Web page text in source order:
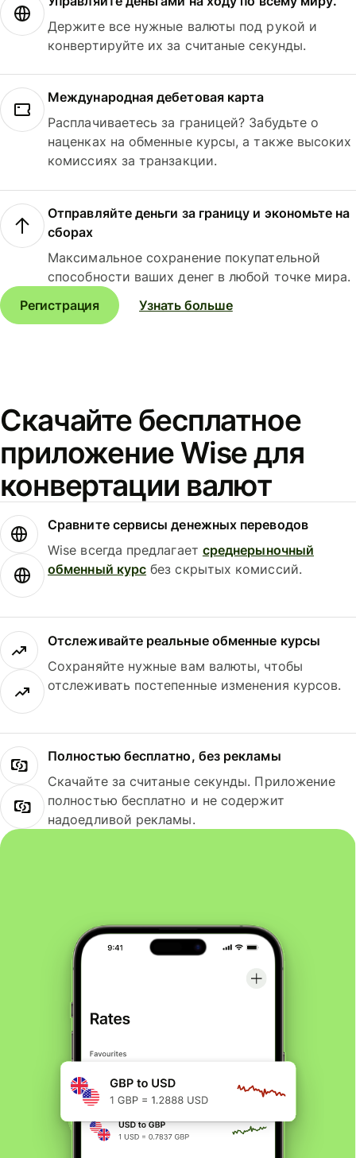
Держите все нужные валюты под рукой и
конвертируйте их за считаные секунды.
Международная дебетовая карта
Расплачиваетесь за границей? Забудьте о
наценках на обменные курсы, а также высоких
комиссиях за транзакции.
Отправляйте деньги за границу и экономьте на
сборах
Максимальное сохранение покупательной
способности ваших денег в любой точке мира.
Регистрация
Узнать больше
Скачайте бесплатное
приложение Wise для
конвертации валют
Сравните сервисы денежных переводов
Wise всегда предлагает среднерыночный
обменный курс без скрытых комиссий.
Отслеживайте реальные обменные курсы
Сохраняйте нужные вам валюты, чтобы
отслеживать постепенные изменения курсов.
Полностью бесплатно, без рекламы
Скачайте за считаные секунды. Приложение
полностью бесплатно и не содержит
надоедливой рекламы.